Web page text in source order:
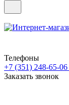
Телефоны
+7 (351) 248-65-06
Заказать звонок